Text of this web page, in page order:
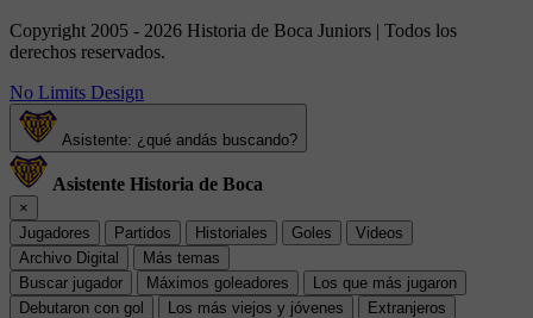
Copyright 2005 - 2026 Historia de Boca Juniors | Todos los
derechos reservados.
No Limits Design
Asistente: ¿qué andás buscando?
Asistente Historia de Boca
×
Jugadores
Partidos Historiales Goles
Videos
Archivo Digital
Más temas
Buscar jugador
Máximos goleadores
Los que más jugaron
Debutaron con gol
Los más viejos y jóvenes
Extranjeros